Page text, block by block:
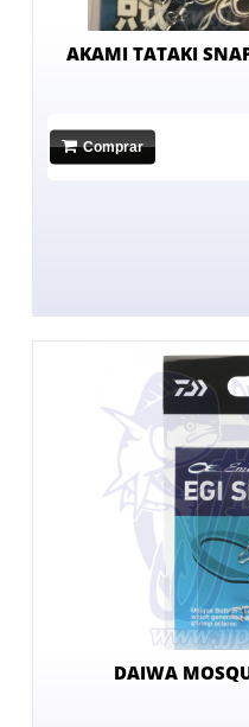
AKAMI TATAKI
Comprar
DAIWA